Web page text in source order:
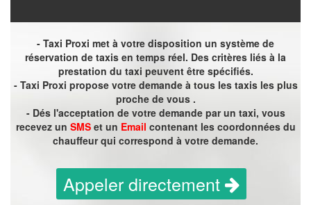
- Taxi Proxi met à votre disposition un système de
réservation de taxis en temps réel. Des critères liés à la
prestation du taxi peuvent être spécifiés.
- Taxi Proxi propose votre demande à tous les taxis les plus
proche de vous .
- Dés l'acceptation de votre demande par un taxi, vous
recevez un SMSet un Email contenant les coordonnées du
chauffeur qui correspond à votre demande.
Appeler directement